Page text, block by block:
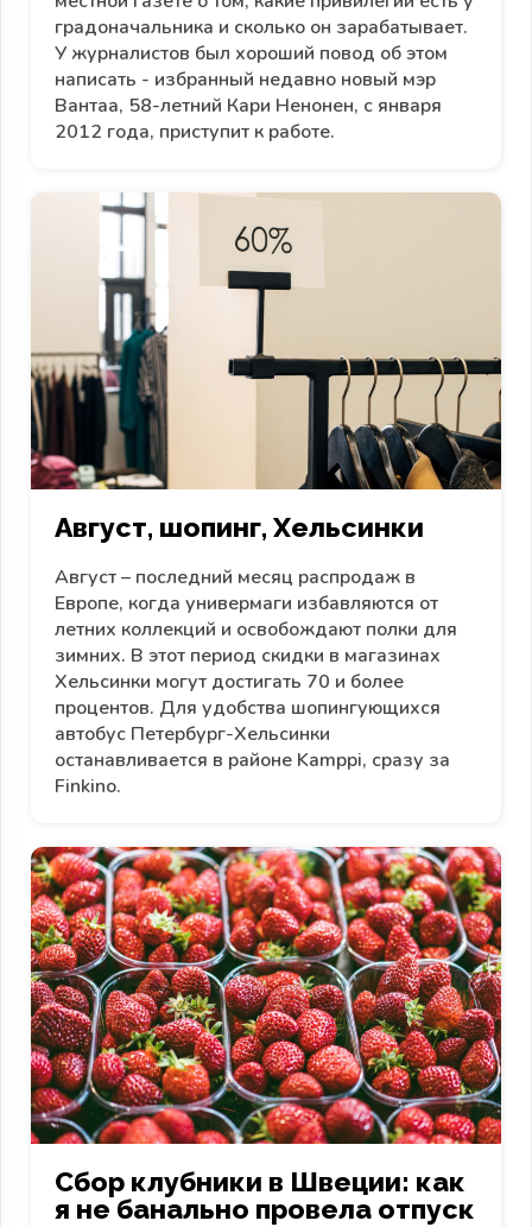
градоначальника и сколько он зарабатывает.
У журналистов был хороший повод об этом
написать - избранный недавно новый мэр
Вантаа, 58-летний Кари Ненонен, с января
2012 года, приступит к работе.
Август, шопинг, Хельсинки
Август – последний месяц распродаж в
Европе, когда универмаги избавляются от
летних коллекций и освобождают полки для
зимних. В этот период скидки в магазинах
Хельсинки могут достигать 70 и более
процентов. Для удобства шопингующихся
автобус Петербург-Хельсинки
останавливается в районе Kamppi, сразу за
Finkino.
Сбор клубники в Швеции: как
я не банально провела отпуск